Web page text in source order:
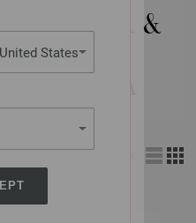
States
STICKOR &
| NERA